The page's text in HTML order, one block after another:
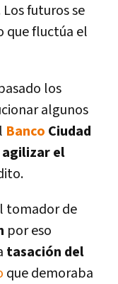
futuros se
que fluctúa el
los
algunos
Banco Ciudad
agilizar el
tomador de
por eso
tasación del
que demoraba